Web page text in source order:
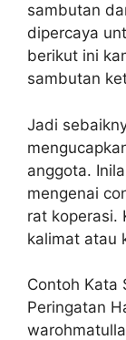
sambutan
dipercaya
berikut ini
sambutan
Jadi
anggota.
mengenai
rat koperasi.
kalimat atau
Contoh Kata
Peringatan